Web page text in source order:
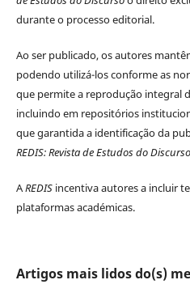
durante o processo editorial.
Ao ser publicado, os autores
podendo utilizá-los conforme as
que permite a reprodução integral
incluindo em repositórios
que garantida a identificação da
REDIS: Revista de Estudos do Discurso
AREDISincentiva autores a incluir
plataformas académicas.
Artigos mais lidos do(s)